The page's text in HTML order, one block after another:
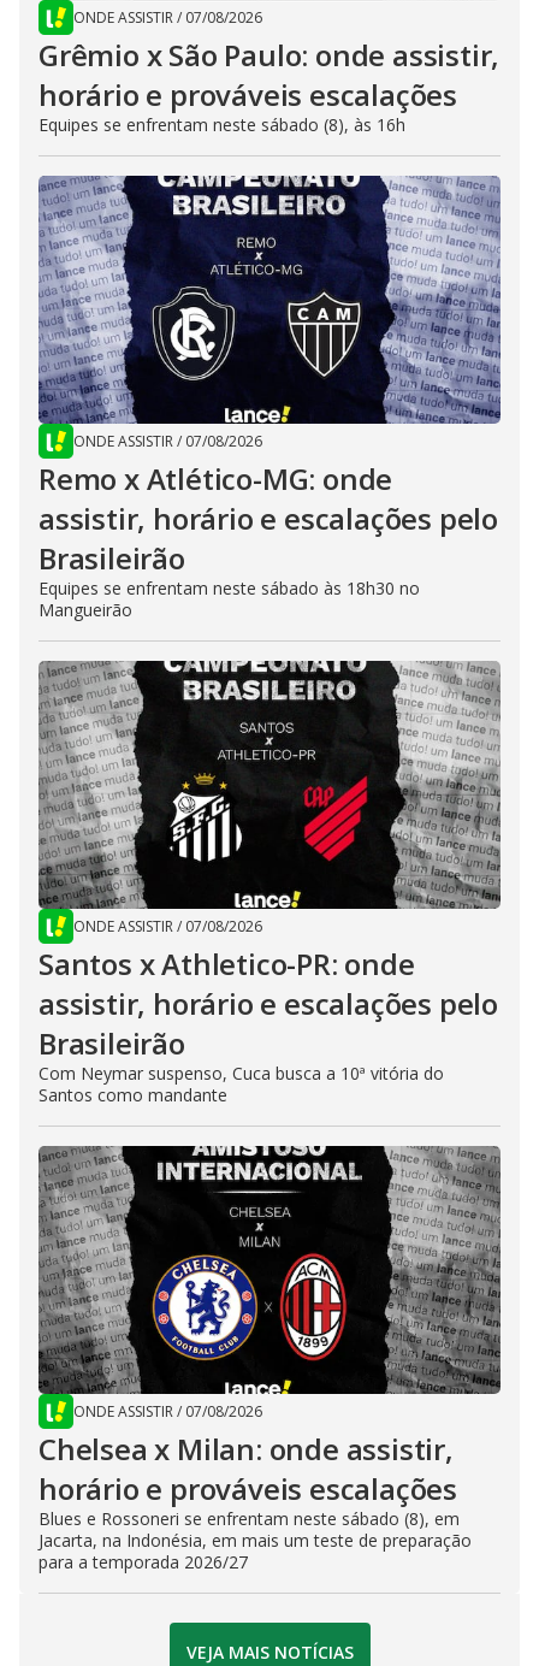
ONDE ASSISTIR/ 07/08/2026
Grêmio x São Paulo: onde assistir,
horário e prováveis escalações
Equipes se enfrentam neste sábado (8), às 16h
ONDE ASSISTIR/ 07/08/2026
Remo x Atlético-MG: onde
assistir, horário e escalações pelo
Brasileirão
Equipes se enfrentam neste sábado às 18h30 no
Mangueirão
ONDE ASSISTIR/ 07/08/2026
Santos x Athletico-PR: onde
assistir, horário e escalações pelo
Brasileirão
Com Neymar suspenso, Cuca busca a 10ª vitória do
Santos como mandante
ONDE ASSISTIR/ 07/08/2026
Chelsea x Milan: onde assistir,
horário e prováveis escalações
Blues e Rossoneri se enfrentam neste sábado (8), em
Jacarta, na Indonésia, em mais um teste de preparação
para a temporada 2026/27
VEJA MAIS NOTÍCIAS